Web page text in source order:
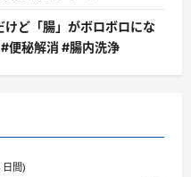
けど「腸」がボロボロにな
秘解消 #腸内洗浄
間)